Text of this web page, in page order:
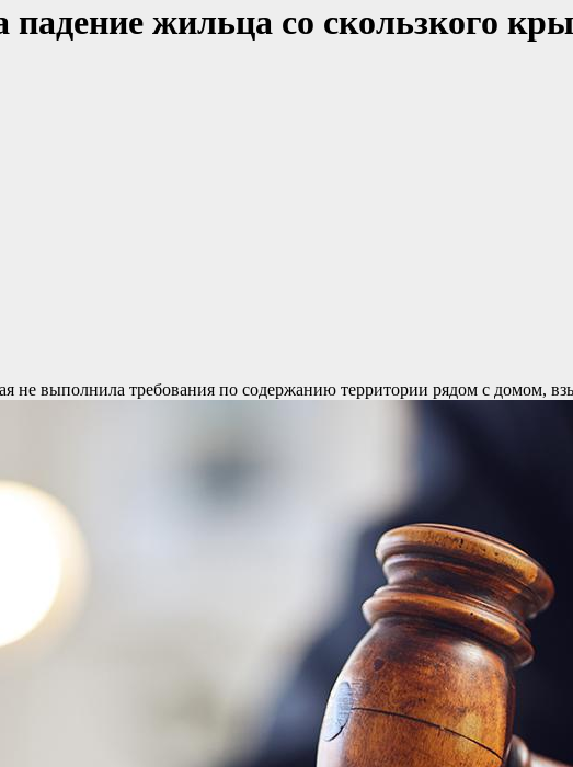
падение жильца со скользкого
выполнила требования по содержанию территории рядом с домом,